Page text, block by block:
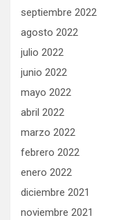
septiembre 2022
agosto 2022
julio 2022
junio 2022
mayo 2022
abril 2022
marzo 2022
febrero 2022
enero 2022
diciembre 2021
noviembre 2021